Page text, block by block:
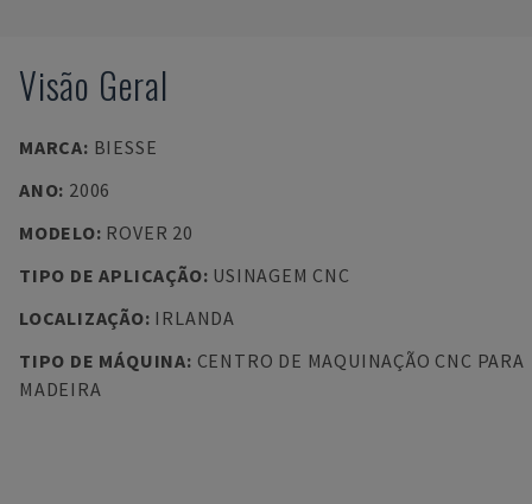
Visão Geral
MARCA: BIESSE
ANO: 2006
MODELO: ROVER 20
TIPO DE APLICAÇÃO: USINAGEM CNC
LOCALIZAÇÃO: IRLANDA
TIPO DE MÁQUINA: CENTRO DE MAQUINAÇÃO CNC PARA
MADEIRA